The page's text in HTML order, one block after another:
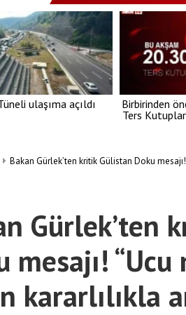
ulaşıma açıldı
Birbirinden
Ters
Bakan Gürlek’ten kritik Gülistan Doku
Gürlek’ten
mesajı!
kararlılıkla